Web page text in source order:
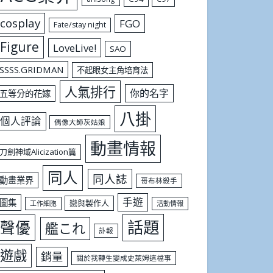
cosplay Fate/stay night FGO
Figure LoveLive! SAO
SSSS.GRIDMAN 不起眼女主角培育法
五等分的花嫁 人氣排行 你的名字
個人評論 偶像大師灰姑娘 八掛
刀劍神域Alicization篇 動畫情報
動畫業界 同人 同人誌 哥布林殺手
圖集 工作細胞 戀與製作人 手遊 活動情報
聲優 艦これ 訃報 話題
遊戲 銷量 關於我轉生變成史萊姆這檔事